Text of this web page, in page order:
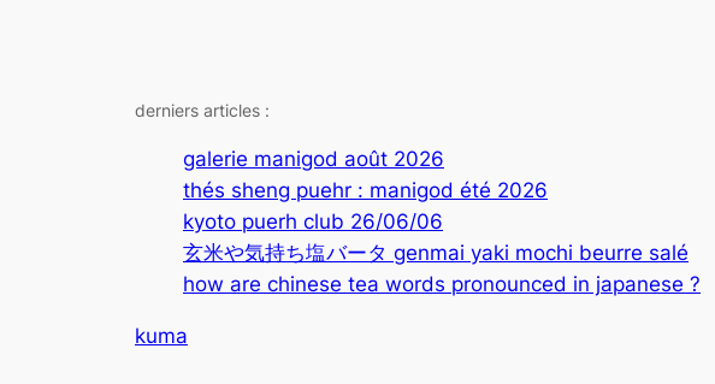
derniers articles :
galerie manigod août 2026
thés sheng puehr : manigod été 2026
kyoto puerh club 26/06/06
玄米や気持ち塩バータ genmai yaki mochi beurre salé
how are chinese tea words pronounced in japanese ?
kuma